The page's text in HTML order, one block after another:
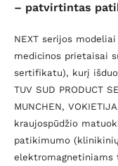
– patvirtintas
NEXT serijos
medicinos prietaisai
sertifikatu), kurį
TUV SUD PRODUCT
MUNCHEN,
kraujospūdžio
patikimumo
elektromagnetiniams